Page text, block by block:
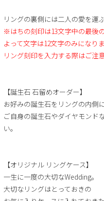
リングの裏側には二人の愛を運
※はちの刻印は13文字中の最後
よって文字は12文字のみになりま
リング刻印を入力する際はご注
【誕生石 石留めオーダー】
お好みの誕生石をリングの内側
ご自身の誕生石やダイヤモンド
い。
【オリジナル リングケース】
一生に一度の大切なWedding。
大切なリングはとっておきの